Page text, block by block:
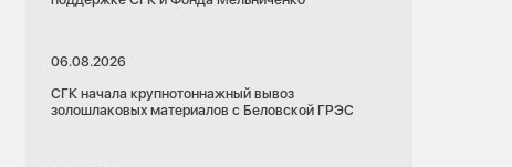
06.08.2026
СГК начала крупнотоннажный вывоз
золошлаковых материалов с Беловской ГРЭС